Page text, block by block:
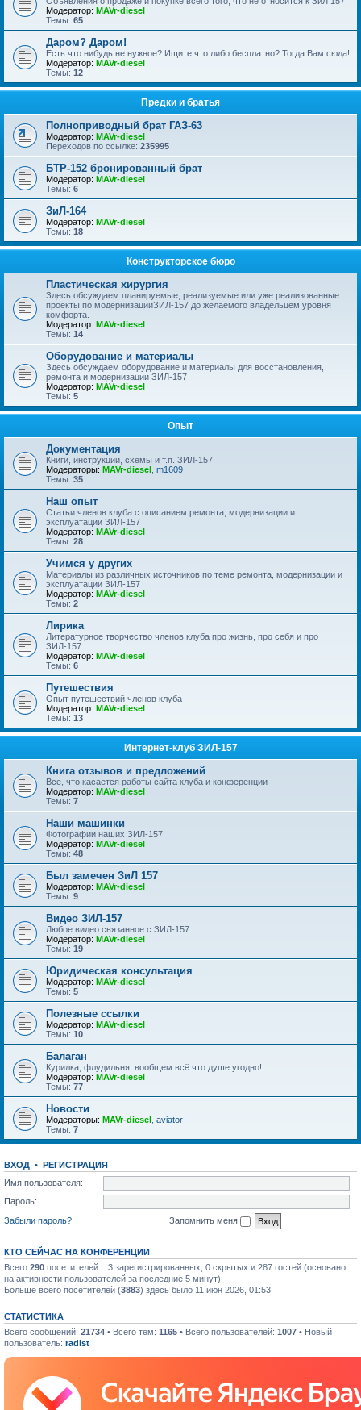
Модератор: MAVr-diesel
Темы: 65
Даром? Даром!
Есть что нибудь не нужное? Ищите что либо бесплатно? Тогда Вам сюда!
Модератор: MAVr-diesel
Темы: 12
Предки и братья
Полноприводный брат ГАЗ-63
Модератор: MAVr-diesel
Переходов по ссылке: 235995
БТР-152 бронированный брат
Модератор: MAVr-diesel
Темы: 6
ЗиЛ-164
Модератор: MAVr-diesel
Темы: 18
Конструкторское бюро
Пластическая хирургия
Здесь обсуждаем планируемые, реализуемые или уже реализованные
проекты по модернизацииЗИЛ-157 до желаемого владельцем уровня
комфорта.
Модератор: MAVr-diesel
Темы: 14
Оборудование и материалы
Здесь обсуждаем оборудование и материалы для восстановления,
ремонта и модернизации ЗИЛ-157
Модератор: MAVr-diesel
Темы: 5
Опыт
Документация
Книги, инструкции, схемы и т.п. ЗИЛ-157
Модераторы: MAVr-diesel m1609
Темы: 35
Наш опыт
Статьи членов клуба с описанием ремонта, модернизации и
эксплуатации ЗИЛ-157
Модератор: MAVr-diesel
Темы: 28
Учимся у других
Материалы из различных источников по теме ремонта, модернизации и
эксплуатации ЗИЛ-157
Модератор: MAVr-diesel
Темы: 2
Лирика
Литературное творчество членов клуба про жизнь, про себя и про
ЗИЛ-157
Модератор: MAVr-diesel
Темы: 6
Путешествия
Опыт путешествий членов клуба
Модератор: MAVr-diesel
Темы: 13
Интернет-клуб ЗИЛ-157
Книга отзывов и предложений
Все, что касается работы сайта клуба и конференции
Модератор: MAVr-diesel
Темы: 7
Наши машинки
Фотографии наших ЗИЛ-157
Модератор: MAVr-diesel
Темы: 48
Был замечен ЗиЛ 157
Модератор: MAVr-diesel
Темы: 9
Видео ЗИЛ-157
Любое видео связанное с ЗИЛ-157
Модератор: MAVr-diesel
Темы: 19
Юридическая консультация
Модератор: MAVr-diesel
Темы: 5
Полезные ссылки
Модератор: MAVr-diesel
Темы: 10
Балаган
Курилка, флудильня, вообщем всё что душе угодно!
Модератор: MAVr-diesel
Темы: 77
Новости
Модераторы: MAVr-diesel aviator
Темы: 7
ВХОД • РЕГИСТРАЦИЯ
Имя пользователя:
Пароль:
Забыли пароль?
Запомнить меня
КТО СЕЙЧАС НА КОНФЕРЕНЦИИ
Всего 290 посетителей :: 3 зарегистрированных, 0 скрытых и 287 гостей (основано
на активности пользователей за последние 5 минут)
Больше всего посетителей (3883) здесь было 11 июн 2026, 01:53
СТАТИСТИКА
Всего сообщений: 21734 • Всего тем: 1165 • Всего пользователей: 1007 • Новый
пользователь: radist